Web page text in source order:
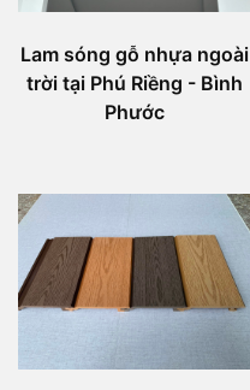
Lam sóng gỗ nhựa ngoài
trời tại Phú Riềng - Bình
Phước